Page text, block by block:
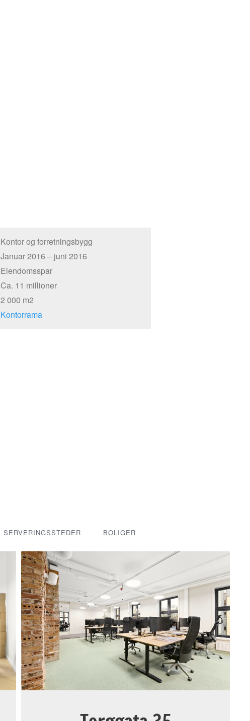
Kontor og forretningsbygg
Januar 2016 – juni 2016
Eiendomsspar
Ca. 11 millioner
2 000 m2
Kontorrama
SERVERINGSSTEDER BOLIGER